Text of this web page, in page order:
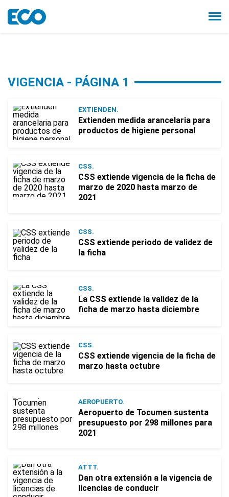
VIGENCIA - PÁGINA 1
EXTIENDEN.
Extienden medida arancelaria para
productos de higiene personal
CSS.
CSS extiende vigencia de la ficha de
marzo de 2020 hasta marzo de
2021
CSS.
CSS extiende periodo de validez de
la ficha
CSS.
La CSS extiende la validez de la
ficha de marzo hasta diciembre
CSS.
CSS extiende vigencia de la ficha de
marzo hasta octubre
AEROPUERTO.
Aeropuerto de Tocumen sustenta
presupuesto por 298 millones para
2021
ATTT.
Dan otra extensión a la vigencia de
licencias de conducir